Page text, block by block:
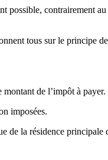
contrairement
tous sur le principe
de l’impôt à payer.
imposées.
de la résidence